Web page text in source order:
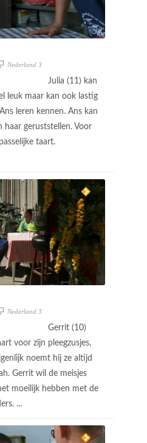
Nederland 3
Julia (11) kan
leuk maar kan ook lastig
leren kennen. Ans kan
haar geruststellen. Voor
taart.
Nederland 3
Gerrit (10)
voor zijn pleegzusjes,
noemt hij ze altijd
Gerrit wil de meisjes
moeilijk hebben met de
...